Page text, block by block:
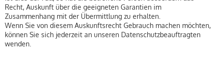
Recht, Auskunft über die geeigneten Garantien im
Zusammenhang mit der Übermittlung zu erhalten.
Wenn Sie von diesem Auskunftsrecht Gebrauch machen möchten,
können Sie sich jederzeit an unseren Datenschutzbeauftragten
wenden.